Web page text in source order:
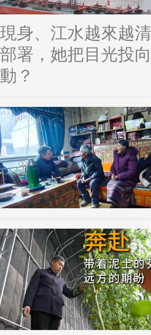
現身、江水越來越
部署，她把目光投
動？